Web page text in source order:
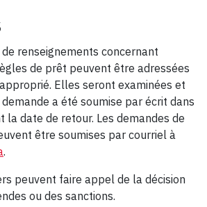
renseignements concernant
de prêt peuvent être adressées
Elles seront examinées et
a été soumise par écrit dans
la date de retour. Les demandes de
être soumises par courriel à
.
peuvent faire appel de la décision
ou des sanctions.